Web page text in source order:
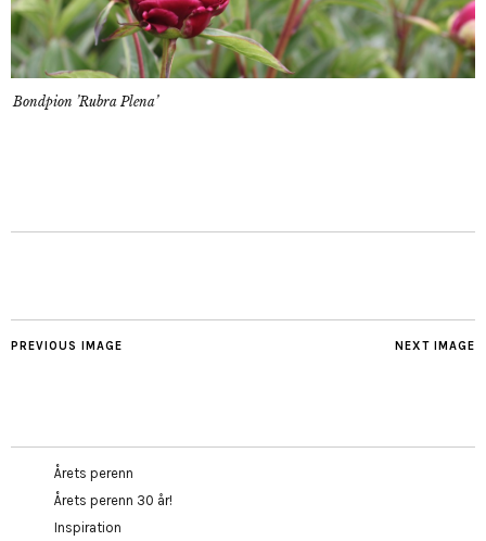
Bondpion ’Rubra Plena’
NEXT IMAGE
PREVIOUS IMAGE
Årets perenn
Årets perenn 30 år!
Inspiration